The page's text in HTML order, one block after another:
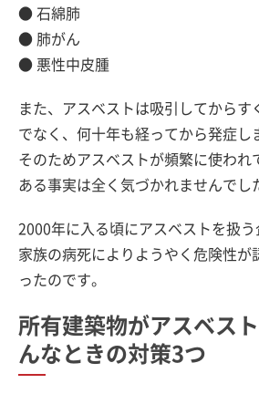
● 石綿肺
● 肺がん
● 悪性中皮腫
また、アスベストは吸引してからす
でなく、何十年も経ってから発症し
そのためアスベストが頻繁に使われ
ある事実は全く気づかれませんでし
2000年に入る頃にアスベストを扱
家族の病死によりようやく危険性が
ったのです。
所有建築物がアスベス
んなときの対策3つ